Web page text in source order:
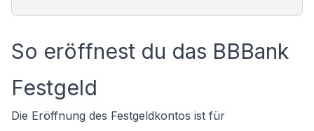
So eröffnest du das BBBank
Festgeld
Die Eröffnung des Festgeldkontos ist für